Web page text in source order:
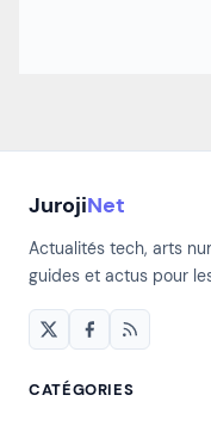
JurojiNet
Actualités tech, arts
guides et actus pour
CATÉGORIES